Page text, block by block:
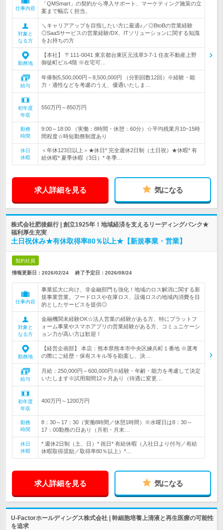
仕事内容
「QMSmart」の契約から導入サポート、マーケティング施策の立
案まで幅広く担当。
対象と
なる方
＼キャリアアップを目指したい方に最適♪／◎BtoBの営業経験
◎SaaSサービスの営業経験/DX、ITソリューションに関する知識
をお持ちの方
勤務地
【本社】 〒111-0041 東京都台東区元浅草3-7-1 住友不動産上野
御徒町ビル4階 ※在宅可…
給与
年俸制5,500,000円～8,500,000円 （分割回数12回）※経験・能
力・適性などを考慮のうえ、優遇いたしま…
初年度
年収
550万円～850万円
勤務
時間
9:00～18:00 （実働：8時間・休憩：60分）☆平均残業月10~15時
間程度☆時短勤務制度あり
休日
休暇
＜年休123日以上＞★休日* 完全週休2日制（土日祝）★休暇* 有
給休暇* 夏季休暇（3日）* 冬季…
求人詳細を見る 気になる
株式会社肥後銀行 | 創立1925年！地域経済を支えるリーディングバンク★
福利厚生充実
土日祝休み★有休取得率80％以上★【新規事業・営業】
契約社員
情報更新日：2026/02/24 終了予定日： 2026/08/24
仕事内容
事業拡大に向け、非金融部門も強化！地域のロス解消に関する新
規事業営業。フードロスや在庫ロス、設備ロスの地域内消費を目
的としたサービスを提供◎
対象と
なる方
金融機関未経験OK☆法人営業の経験がある方、特にプラットフ
ォーム事業やスマホアプリの営業経験がある方、コミュニケーシ
ョン力が高い方は歓迎！
勤務地
【経営企画部】 本店：熊本県熊本市中央区練兵町１番地 ※選考
の際にご経歴・保有スキル等を勘案し、決…
給与
月給：250,000円～600,000円※経験・年齢・能力を考慮して決定
いたします※試用期間12ヶ月あり（待遇に変更…
初年度
年収
400万円～1200万円
勤務
時間
8：30～17：30（実働8時間／休憩1時間）※水曜日は8：30～
17：00勤務の日あり（月初・月末…
休日
休暇
* 週休2日制（土、日）* 祝日* 有給休暇（入社日より付与／有給
休暇取得奨励／取得率80％以上）*…
求人詳細を見る 気になる
U-Factorホールディングス株式会社 | 幹細胞培養上清液と再生医療の可能性
を追求